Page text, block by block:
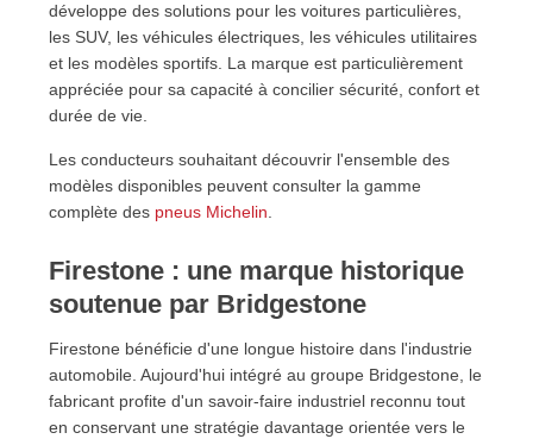
développe des solutions pour les voitures particulières,
les SUV, les véhicules électriques, les véhicules utilitaires
et les modèles sportifs. La marque est particulièrement
appréciée pour sa capacité à concilier sécurité, confort et
durée de vie.
Les conducteurs souhaitant découvrir l'ensemble des
modèles disponibles peuvent consulter la gamme
complète des pneus Michelin.
Firestone : une marque historique
soutenue par Bridgestone
Firestone bénéficie d'une longue histoire dans l'industrie
automobile. Aujourd'hui intégré au groupe Bridgestone, le
fabricant profite d'un savoir-faire industriel reconnu tout
en conservant une stratégie davantage orientée vers le